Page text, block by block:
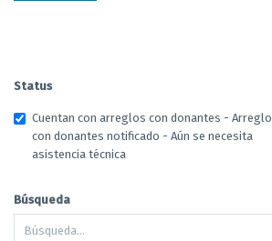
Status
Cuentan con arreglos con donantes - Arreglo
con donantes notificado - Aún se necesita
asistencia técnica
Búsqueda